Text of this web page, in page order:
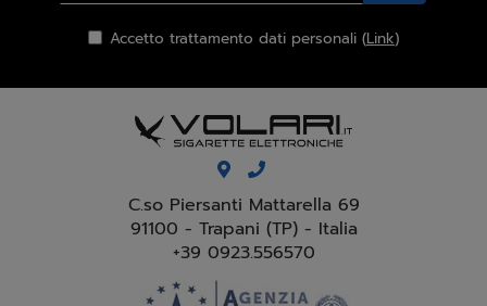
Accetto trattamento dati personali (Link)
C.so Piersanti Mattarella 69
91100 - Trapani (TP) - Italia
+39 0923.556570